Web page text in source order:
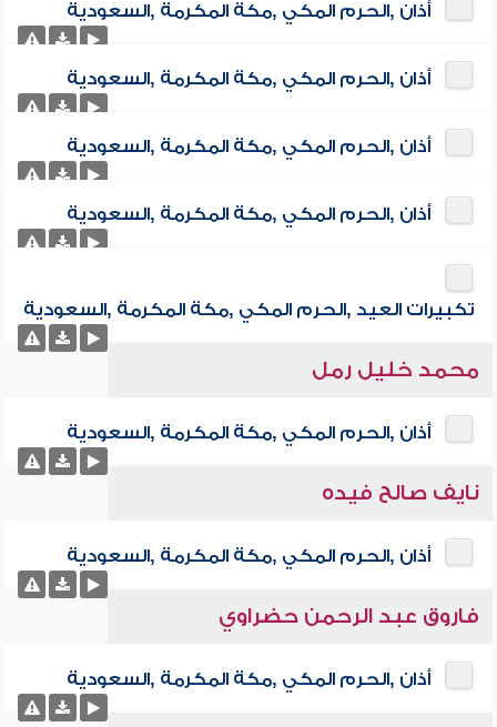
أذان ,الحرم المكي ,مكة المكرمة ,السعودية
أذان ,الحرم المكي ,مكة المكرمة ,السعودية
أذان ,الحرم المكي ,مكة المكرمة ,السعودية
أذان ,الحرم المكي ,مكة المكرمة ,السعودية
تكبيرات العيد ,الحرم المكي ,مكة المكرمة ,السعودية
محمد خليل رمل
أذان ,الحرم المكي ,مكة المكرمة ,السعودية
نايف صالح فيده
أذان ,الحرم المكي ,مكة المكرمة ,السعودية
فاروق عبد الرحمن حضراوي
أذان ,الحرم المكي ,مكة المكرمة ,السعودية